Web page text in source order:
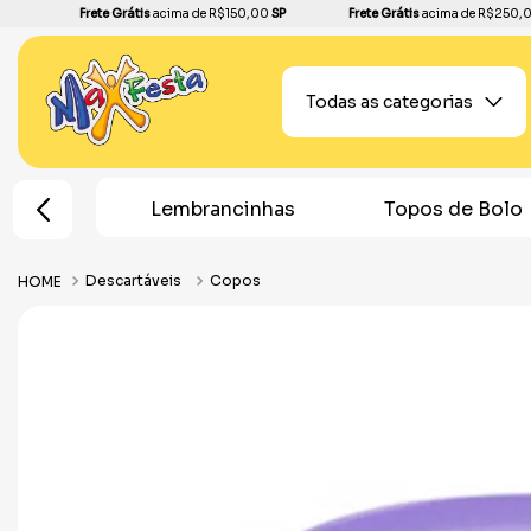
Frete Grátisacima de R$150,00 SP Frete Grátisacima de
Todas as categorias
Festa Lembrancinhas Topos de Bolo
Descartáveis Copos